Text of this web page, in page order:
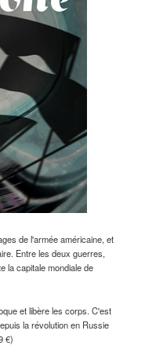
de l'armée américaine, et
Entre les deux guerres,
la capitale mondiale de
et libère les corps. C'est
la révolution en Russie
€)